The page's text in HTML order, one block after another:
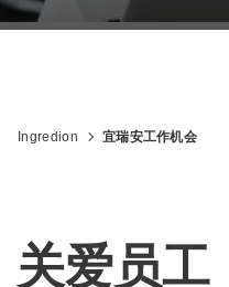
Ingredion 宜瑞安工作机会
关爱员工